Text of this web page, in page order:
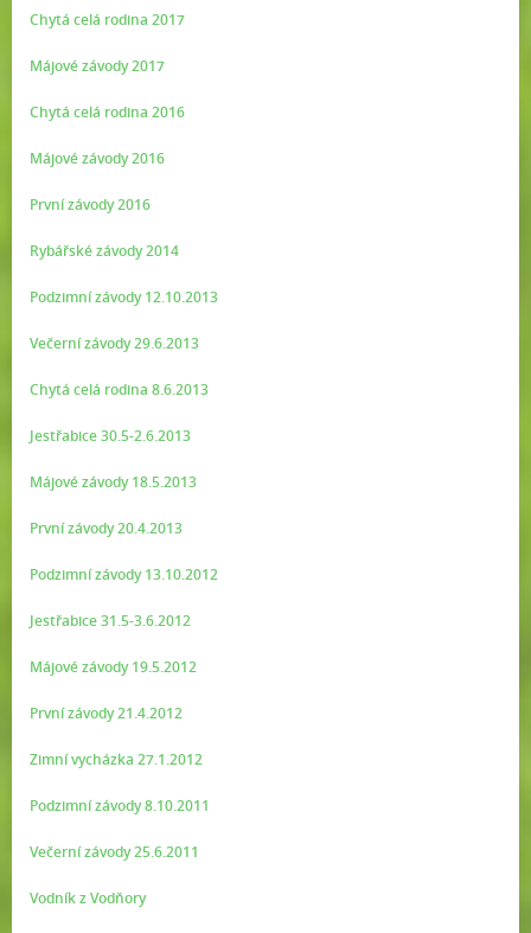
Chytá celá rodina 2017
Májové závody 2017
Chytá celá rodina 2016
Májové závody 2016
První závody 2016
Rybářské závody 2014
Podzimní závody 12.10.2013
Večerní závody 29.6.2013
Chytá celá rodina 8.6.2013
Jestřabice 30.5-2.6.2013
Májové závody 18.5.2013
První závody 20.4.2013
Podzimní závody 13.10.2012
Jestřabice 31.5-3.6.2012
Májové závody 19.5.2012
První závody 21.4.2012
Zimní vycházka 27.1.2012
Podzimní závody 8.10.2011
Večerní závody 25.6.2011
Vodník z Vodňory